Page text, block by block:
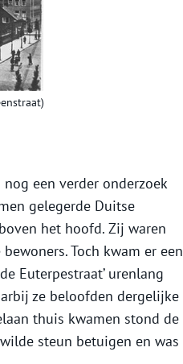
een verder onderzoek
gelegerde Duitse
het hoofd. Zij waren
Toch kwam er een
Euterpestraat’ urenlang
ze beloofden dergelijke
thuis kwamen stond de
steun betuigen en was